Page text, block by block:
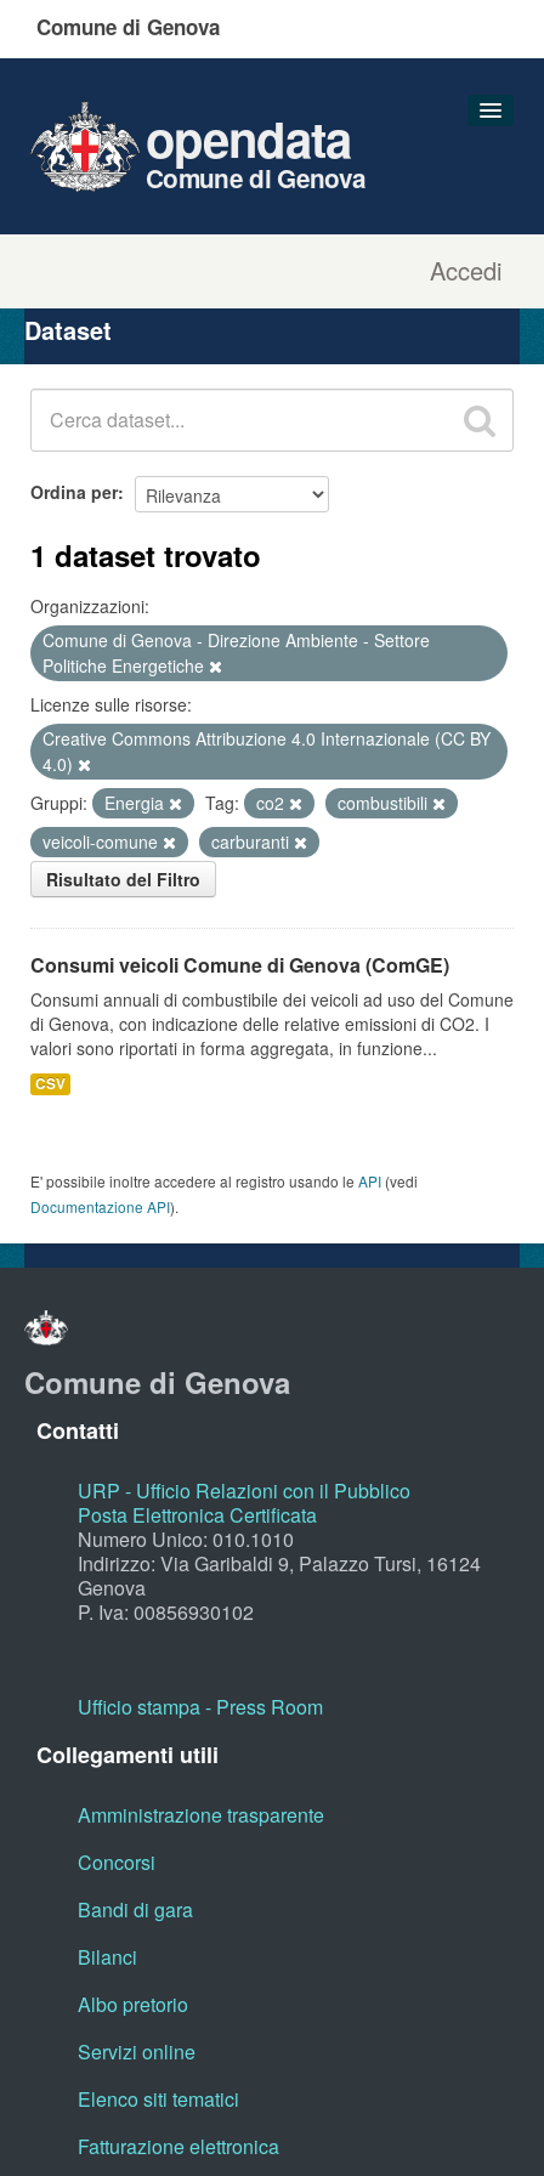
Comune di Genova
Accedi
opendata
Comune di Genova
Organizzazioni
Gruppi
Dataset
Ordina per
1 dataset trovato
Organizzazioni:
Comune di Genova - Direzione Ambiente - Settore
Politiche Energetiche
Licenze sulle risorse:
Creative Commons Attribuzione 4.0 Internazionale (CC BY
4.0)
Gruppi:
Energia Tag: co2
combustibili
veicoli-comune
carburanti
Risultato del Filtro
Consumi veicoli Comune di Genova (ComGE)
Consumi annuali di combustibile dei veicoli ad uso del Comune
di Genova, con indicazione delle relative emissioni di CO2. I
valori sono riportati in forma aggregata, in funzione...
CSV
E' possibile inoltre accedere al registro usando le API (vedi
Documentazione API).
Comune di Genova
Contatti
URP - Ufficio Relazioni con il Pubblico
Posta Elettronica Certificata
Numero Unico: 010.1010
Indirizzo: Via Garibaldi 9, Palazzo Tursi, 16124
Genova
P. Iva: 00856930102
Ufficio stampa - Press Room
Collegamenti utili
Amministrazione trasparente
Concorsi
Bandi di gara
Bilanci
Albo pretorio
Servizi online
Elenco siti tematici
Fatturazione elettronica